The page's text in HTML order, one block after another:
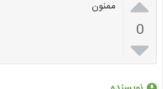
0

ممنون